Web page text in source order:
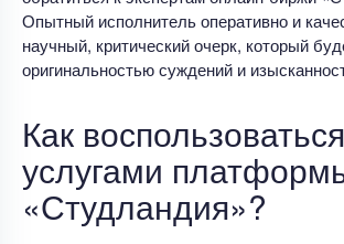
Опытный исполнитель оперативно и
научный, критический очерк, который
оригинальностью суждений и
Как воспользоваться
услугами
«Студландия»?